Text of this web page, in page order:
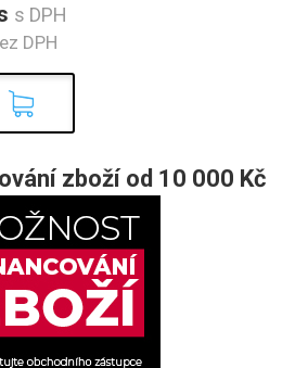
s DPH
DPH
zboží od 10 000 Kč